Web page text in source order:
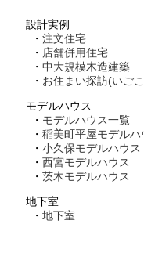
設計実例
注文住宅
店舗併用住宅
中大規模木造建築
お住まい探訪(いご
モデルハウス
モデルハウス一覧
稲美町平屋モデルハ
小久保モデルハウス
西宮モデルハウス
茨木モデルハウス
地下室
地下室